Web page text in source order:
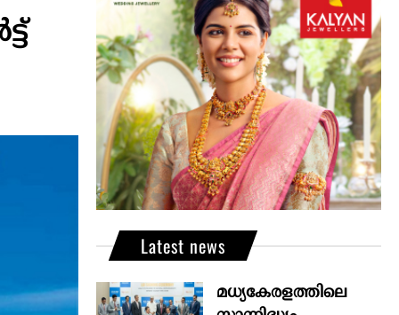
Latest news
മധ്യകേരളത്തിലെ